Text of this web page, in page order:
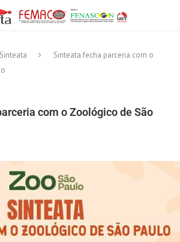
Sinteata fecha parceria com o
com o Zoológico de São